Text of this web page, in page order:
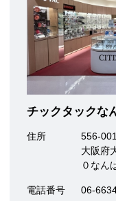
チックタックな
住所
556-
大阪府
０なん
電話番号 06-